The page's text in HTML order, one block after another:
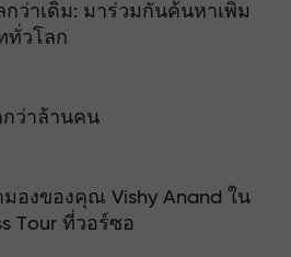
กว่าเดิม: มาร่วมกันค้นหาเพิ่ม
ทั่วโลก
ว่าล้านคน
องของคุณ Vishy Anand ใน
Tour ที่วอร์ซอ